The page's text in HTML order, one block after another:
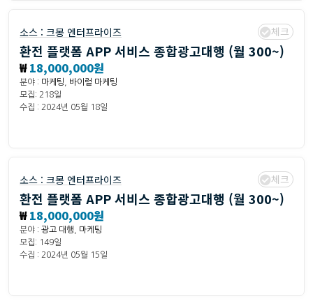
소스 : 크몽 엔터프라이즈 체크
환전 플랫폼 APP 서비스 종합광고대행 (월 300~)
₩18,000,000원
분야 : 마케팅
바이럴 마케팅
모집: 218일
수집 : 2024년 05월 18일
소스 : 크몽 엔터프라이즈 체크
환전 플랫폼 APP 서비스 종합광고대행 (월 300~)
₩18,000,000원
분야 : 광고 대행
마케팅
모집: 149일
수집 : 2024년 05월 15일